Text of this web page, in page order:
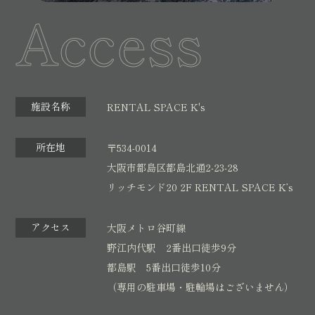
本著作物等の内容を、引用の範囲を超えて自己または第
三者の著作物に掲載する行為
て第三者に配布する行為
第11条（受講資格の失効）
次に掲げるいずれかの事由に該当した場合には、本講座の
受講資格を失効し、その後当該講座並びに当教室が開催す
る如何なる講座の受講も出来なくなります。又、失効した
本規約、又は法令に違反した場合
公序良俗に違反し、又は犯罪に結びつく恐れのある行為
お客さまがご本人の個人情報の照会・修正・削除などをご
希望される場合には、ご本人であることを確認の上、対応
6.法令、規範の遵守と見直し
令、その他規範を遵守するとともに、本ポリシーの内容を
適宜見直し、その改善に努めます。
7.お問い合わせ先
絡ください。
大阪市都島区都島北通2-23-28 リンチモンド20 2F
RENTAL SPACE K’s
Access
施設名称 RENTAL SPACE K's
所在地
〒534-0014
大阪市都島区都島北通2-23-28
リッチモンド20 2F RENTAL SPACE K’s
アクセス
大阪メトロ谷町線
野江内代駅 2番出口徒歩9分
都島駅 5番出口徒歩10分
（専用の駐車場・駐輪場はございません）